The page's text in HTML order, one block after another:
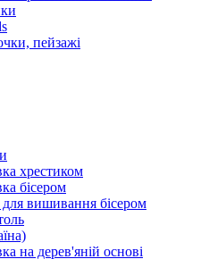
пейзажі
хрестиком
бісером
вишивання бісером
на дерев'яній основі